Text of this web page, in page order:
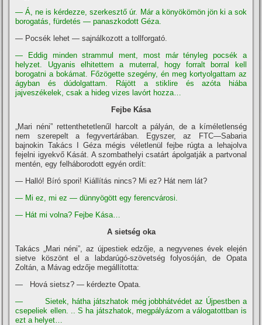
— Á, ne is kérdezze, szerkesztő úr. Már a könyökömön jön ki a sok
borogatás, fürdetés — panaszkodott Géza.
— Pocsék lehet — sajnálkozott a tollforgató.
— Eddig minden strammul ment, most már tényleg pocsék a
helyzet. Ugyanis elhitettem a muterral, hogy forralt borral kell
borogatni a bokámat. Főzögette szegény, én meg kortyolgattam az
ágyban és dúdolgattam. Rájött a stiklire és azóta hiába
jajveszékelek, csak a hideg vizes lavórt hozza…
Fejbe Kása
„Mari néni” rettenthetetlenűl harcolt a pályán, de a kí­méletlenség
nem szerepelt a fegyvertárában. Egyszer, az FTC—Sabaria
bajnokin Takács I Géza mégis véletlenül fejbe rúgta a lehajolva
fejelni igyekvő Kását. A szombathelyi csatárt ápolgatják a partvonal
mentén, egy felháborodott egyén ordí­t:
— Halló! Bí­ró spori! Kiállí­tás nincs? Mi ez? Hát nem lát?
— Mi ez, mi ez — dünnyögött egy ferencvárosi.
— Hát mi volna? Fejbe Kása…
A sietség oka
Takács „Mari néni”, az újpestiek edzője, a negyvenes évek elején
sietve kö­szönt el a labdarúgó-szövetség folyosóján, de Opata
Zoltán, a Mávag edzője megállí­totta:
— Hová sietsz? — kérdezte Opata.
— Sietek, hátha játszhatok még jobbhátvédet az Újpestben a
csepeliek el­len. .. S ha játszhatok, megpályázom a válogatottban is
ezt a helyet…